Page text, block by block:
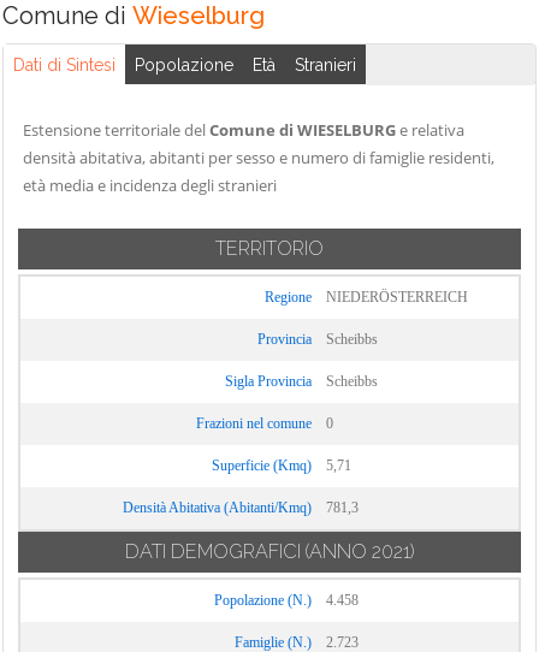
Comune di Wieselburg
Dati di Sintesi Popolazione Età Stranieri
Estensione territoriale delComune di WIESELBURGe relativa
densità abitativa, abitanti per sesso e numero di famiglie residenti,
età media e incidenza degli stranieri
TERRITORIO
Regione NIEDERÖSTERREICH
Provincia Scheibbs
Sigla Provincia Scheibbs
Frazioni nel comune 0
Superficie (Kmq) 5,71
Densità Abitativa (Abitanti/Kmq) 781,3
DATI DEMOGRAFICI (ANNO 2021)
Popolazione (N.) 4.458
Famiglie (N.) 2.723